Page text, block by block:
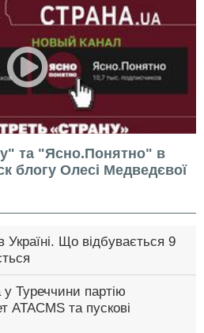
та "Ясно.Понятно" в
блогу Олесі Медведєвої
Україні. Що відбувається 9
у Туреччини партію
ATACMS та пускові